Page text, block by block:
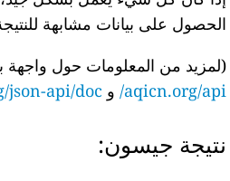
الحصول على بيانات مشابهة
(لمزيد من المعلومات حول واجهة
aqicn.org/api/ و api/doc/
نتيجة جيسون: